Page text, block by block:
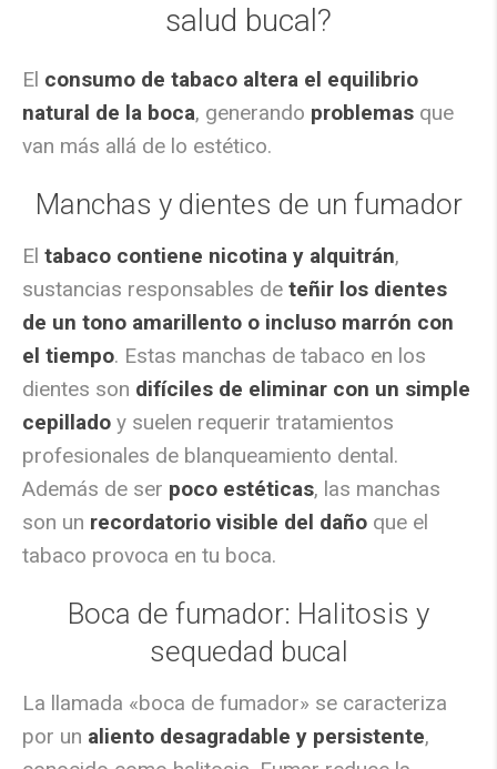
salud bucal?
El consumo de tabaco altera el equilibrio
natural de la boca, generando problemas que
van más allá de lo estético.
Manchas y dientes de un fumador
El tabaco contiene nicotina y alquitrán,
sustancias responsables de teñir los dientes
de un tono amarillento o incluso marrón con
el tiempo. Estas manchas de tabaco en los
dientes son difíciles de eliminar con un simple
cepillado y suelen requerir tratamientos
profesionales de blanqueamiento dental.
Además de ser poco estéticas, las manchas
son un recordatorio visible del daño que el
tabaco provoca en tu boca.
Boca de fumador: Halitosis y
sequedad bucal
La llamada «boca de fumador» se caracteriza
por un aliento desagradable y persistente,